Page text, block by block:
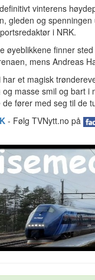
vinterens
gleden og
i NRK.
øyeblikkene finner
mens Andreas
et magisk
og masse smil og bart
de fører med seg til de
- Følg TVNytt.no på